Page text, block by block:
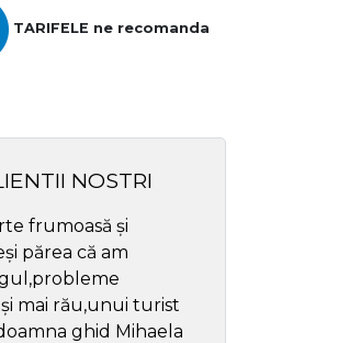
TARIFELE ne recomanda
NOSTRI
frumoasă și
părea că am
mai rău,unui turist
ghid Mihaela